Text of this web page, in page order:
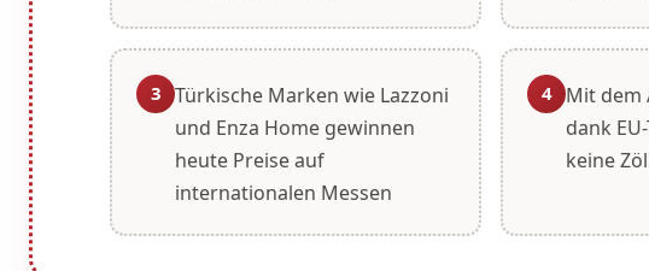
3 Türkische Marken wie Lazzoni
und Enza Home gewinnen
heute Preise auf
internationalen Messen
4
Mit dem
dank
keine